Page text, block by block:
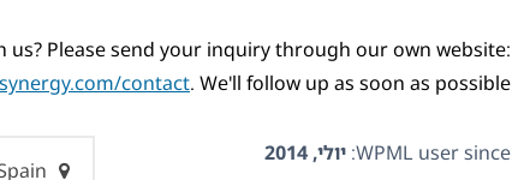
Please send your inquiry through our own website:
contact. We'll follow up as soon as possible!
WPML user since: יולי, 2014